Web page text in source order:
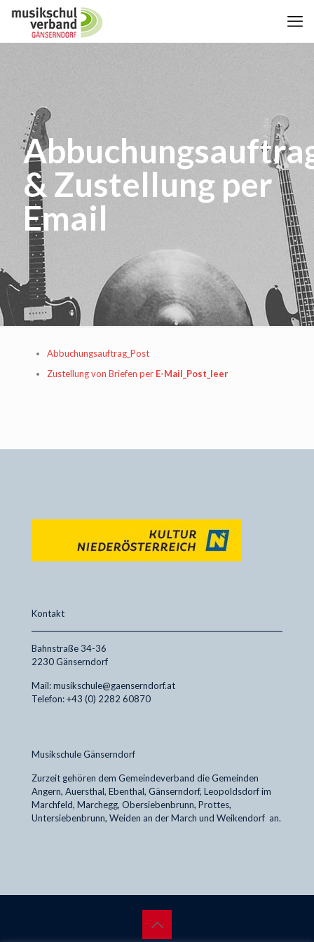
& Zustellung per
Email
Abbuchungsauftrag_Post
Zustellung von Briefen per E-Mail_Post_leer
Kontakt
Bahnstraße 34-36
2230 Gänserndorf
Mail: musikschule@gaenserndorf.at
Telefon: +43 (0) 2282 60870
Musikschule Gänserndorf
Zurzeit gehören dem Gemeindeverband die Gemeinden
Angern, Auersthal, Ebenthal, Gänserndorf, Leopoldsdorf im
Marchfeld, Marchegg, Obersiebenbrunn, Prottes,
Untersiebenbrunn, Weiden an der March und Weikendorf an.